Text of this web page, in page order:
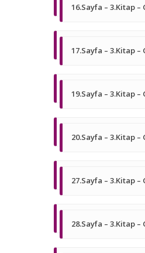
16.Sayfa – 3.Kitap
17.Sayfa – 3.Kitap
19.Sayfa – 3.Kitap
20.Sayfa – 3.Kitap
27.Sayfa – 3.Kitap
28.Sayfa – 3.Kitap